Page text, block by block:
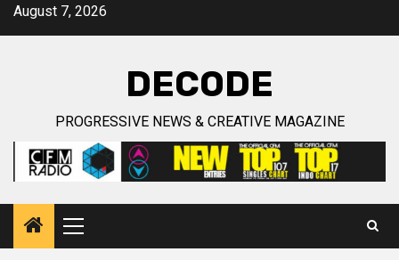
SkipAugust 7, 2026
DECODE
PROGRESSIVE NEWS & CREATIVE MAGAZINE
Primary
Menu